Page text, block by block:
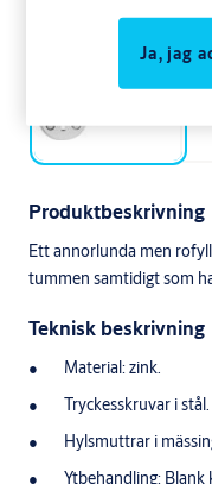
Produktbeskrivning
Ett annorlunda men
tummen samtidigt som
Teknisk beskrivning
Material: zink.
Tryckesskruvar i stål.
Hylsmuttrar i
Ytbehandling:
Ja, jag